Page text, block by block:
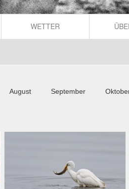
WETTER
August September